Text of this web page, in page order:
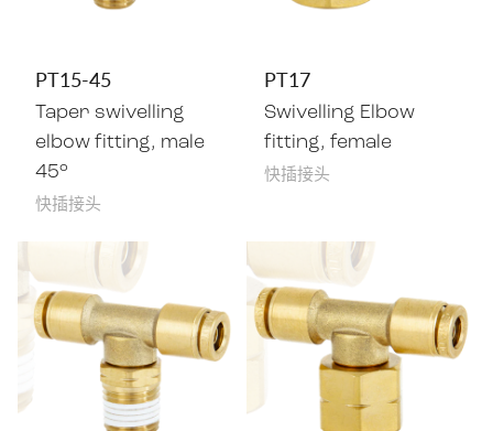
PT15-45
Taper swivelling
elbow fitting, male
45°
快插接头
PT17
Swivelling Elbow
fitting, female
快插接头